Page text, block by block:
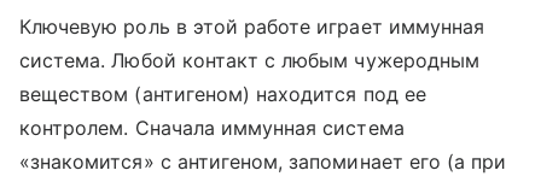
Ключевую роль в этой работе играет иммунная
система. Любой контакт с любым чужеродным
веществом (антигеном) находится под ее
контролем. Сначала иммунная система
«знакомится» с антигеном, запоминает его (а при